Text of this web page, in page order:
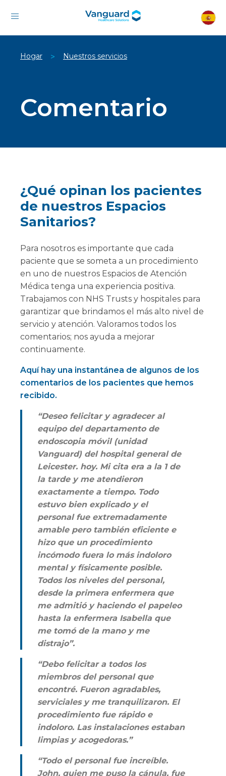
Hogar > Nuestros servicios
Comentario
¿Qué opinan los pacientes
de nuestros Espacios
Sanitarios?
Para nosotros es importante que cada
paciente que se someta a un procedimiento
en uno de nuestros Espacios de Atención
Médica tenga una experiencia positiva.
Trabajamos con NHS Trusts y hospitales para
garantizar que brindamos el más alto nivel de
servicio y atención. Valoramos todos los
comentarios; nos ayuda a mejorar
continuamente.
Aquí hay una instantánea de algunos de los
comentarios de los pacientes que hemos
recibido.
“Deseo felicitar y agradecer al
equipo del departamento de
endoscopia móvil (unidad
Vanguard) del hospital general de
Leicester. hoy. Mi cita era a la 1 de
la tarde y me atendieron
exactamente a tiempo. Todo
estuvo bien explicado y el
personal fue extremadamente
amable pero también eficiente e
hizo que un procedimiento
incómodo fuera lo más indoloro
mental y físicamente posible.
Todos los niveles del personal,
desde la primera enfermera que
me admitió y haciendo el papeleo
hasta la enfermera Isabella que
me tomó de la mano y me
distrajo”.
“Debo felicitar a todos los
miembros del personal que
encontré. Fueron agradables,
serviciales y me tranquilizaron. El
procedimiento fue rápido e
indoloro. Las instalaciones estaban
limpias y acogedoras.”
“Todo el personal fue increíble.
John, quien me puso la cánula, fue